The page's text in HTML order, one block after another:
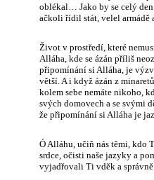
oblékal… Jako by se celý
ačkoli řídil stát, velel armádě
Život v prostředí, které
Alláha, kde se ázán příliš
připomínání si Alláha, je
větší. A i když ázán z
kolem sebe nemáte nikoho,
svých domovech a se svými
že připomínání si Alláha je
Ó Alláhu, učiň nás těmi, kdo
srdce, očisti naše jazyky a
vyjadřovali Ti vděk a